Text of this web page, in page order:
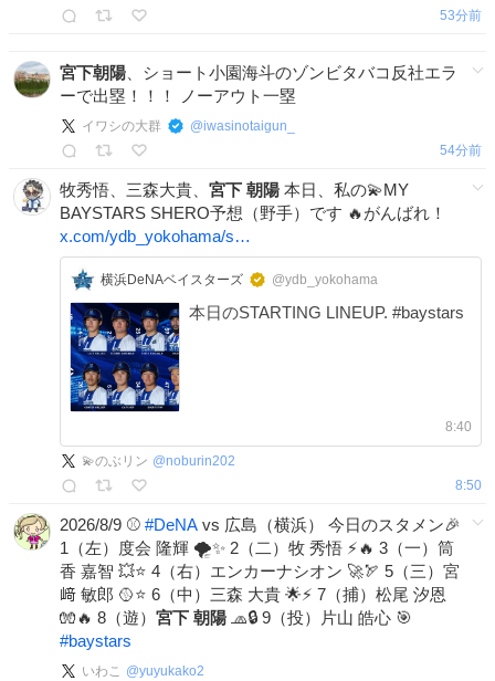
53分前
宮下朝陽 、ショート小園海斗のゾンビタバコ反社エラ
ーで出塁！！！ ノーアウト一塁
イワシの大群 @iwasinotaigun_
54分前
牧秀悟、三森大貴、 宮下 朝陽 本日、私の💫MY
BAYSTARS SHERO予想（野手）です 🔥がんばれ！
x.com/ydb_yokohama/s…
横浜DeNAベイスターズ @ydb_yokohama
本日のSTARTING LINEUP. #baystars
8:40
💫のぶリン @noburin202
8:50
2026/8/9 ⚾ #DeNA vs 広島（横浜） 今日のスタメン🎉
1（左）度会 隆輝 🌪️✨ 2（二）牧 秀悟 ⚡🔥 3（一）筒
香 嘉智 💥⭐ 4（右）エンカーナシオン 🚀🏹 5（三）宮
﨑 敏郎 🥎⭐ 6（中）三森 大貴 🌟⚡ 7（捕）松尾 汐恩
🧤🔥 8（遊） 宮下 朝陽 🧢🔒 9（投）片山 皓心 🎯
#baystars
いわこ @yuyukako2